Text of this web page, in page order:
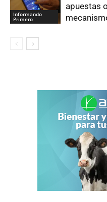
Informando
Primero
apuestas